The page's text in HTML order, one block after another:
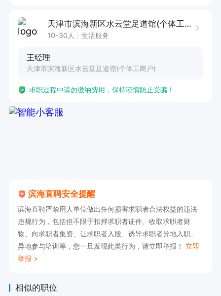
2. 具备良好的沟通能力，能够与顾客有效交流。
技术。
服务。
5. 有团队合作精神，能与同事协作完成店铺工
天津市滨海新区水云堂足道馆(个体工商户)
10-30人 生活服务
王经理
天津市滨海新区水云堂足道馆(个体工商户)
求职过程中请勿缴纳费用，保持谨慎防止受骗！
滨海直聘安全提醒
滨海直聘严禁用人单位做出任何损害求职者合法权益的违法
违规行为，包括但不限于扣押求职者证件、收取求职者财
物、向求职者集资、让求职者入股、诱导求职者异地入职、
异地参与培训等，您一旦发现此类行为，请立即举报！ 立即
举报 >
相似的职位